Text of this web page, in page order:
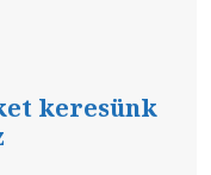
keresünk